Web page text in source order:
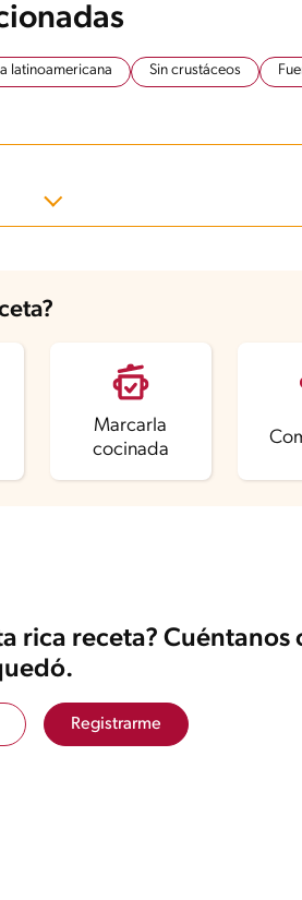
latinoamericana Sin crustáceos
Marcarla
cocinada
rica receta? Cuéntanos
Registrarme